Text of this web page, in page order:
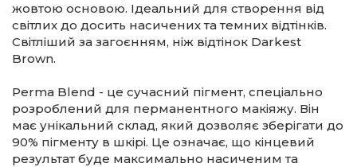
жовтою основою. Ідеальний для створення від
світлих до досить насичених та темних відтінків.
Світліший за загоєнням, ніж відтінок Darkest
Brown.
Perma Blend - це сучасний пігмент, спеціально
розроблений для перманентного макіяжу. Він
має унікальний склад, який дозволяє зберігати до
90% пігменту в шкірі. Це означає, що кінцевий
результат буде максимально насиченим та